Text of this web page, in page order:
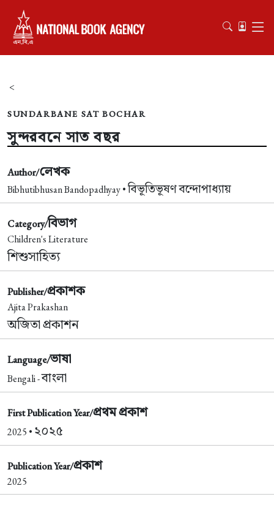
<
SUNDARBANE SAT BOCHAR
সুন্দরবনে সাত বছর
Author/লেখক
Bibhutibhusan Bandopadhyay •বিভূতিভূষণ বন্দোপাধ্যায়
Category/বিভাগ
Children's Literature
শিশুসাহিত্য
Publisher/প্রকাশক
Ajita Prakashan
অজিতা প্রকাশন
Language/ভাষা
Bengali -বাংলা
First Publication Year/প্রথম প্রকাশ
2025 • ২০২৫
Publication Year/প্রকাশ
2025